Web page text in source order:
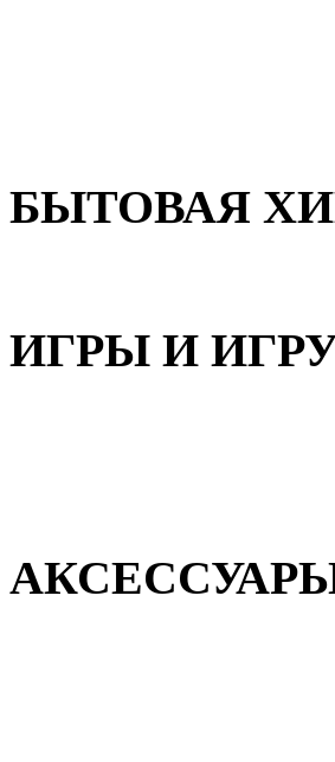
БЫТОВАЯ
ИГРЫ И